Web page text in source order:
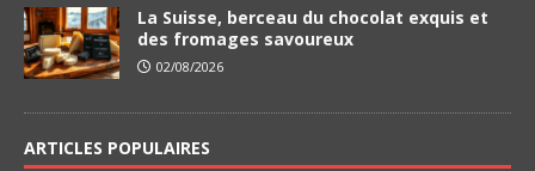
La Suisse, berceau du chocolat exquis et
des fromages savoureux
02/08/2026
ARTICLES POPULAIRES